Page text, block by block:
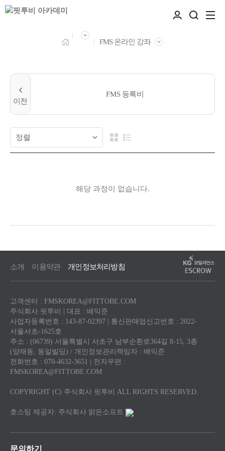
FMS 온라인 강좌
FMS 등록비
해당 과정이 없습니다.
소개 이용약관 개인정보처리방침
고객센터 : FMSKOREA@FITTOBE.COM
주식회사 핏투비 | 대표 : 배익준
사업자등록번호 : 143-87-02397 | 통신판매업신고번호 : 2022-
서울서초-1625호
주소 : (06739) 서울특별시 서초구 남부순환로364길 8-15, 3층
(양재동, 동일빌딩) / 개인정보관리책임자 : 배익준
전화번호 : 070-4632-3651 | 전자우편 :
FMSKOREA@FITTOBE.COM
COPYRIGHT (C) 주식회사 핏투비 ALL RIGHTS RESERVED.
호스팅 제공자: 주식회사 맑은소프트
문의하기